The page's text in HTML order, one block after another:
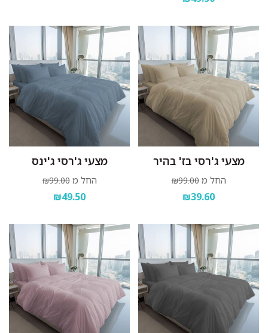
מצעי ג'רסי בז' בהיר
החל מ ₪99.00
₪39.60
מצעי ג'רסי ג'ינס
החל מ ₪99.00
₪49.50